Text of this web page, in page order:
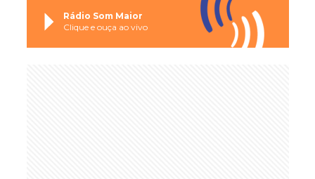
Rádio Som Maior
Clique e ouça ao vivo